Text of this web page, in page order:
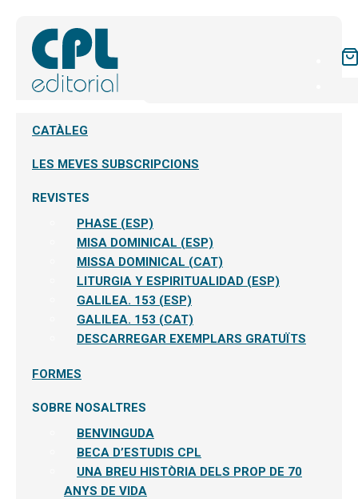
CATÀLEG
LES MEVES SUBSCRIPCIONS
REVISTES
PHASE (ESP)
MISA DOMINICAL (ESP)
MISSA DOMINICAL (CAT)
LITURGIA Y ESPIRITUALIDAD (ESP)
GALILEA. 153 (ESP)
GALILEA. 153 (CAT)
DESCARREGAR EXEMPLARS GRATUÏTS
FORMES
SOBRE NOSALTRES
BENVINGUDA
BECA D’ESTUDIS CPL
UNA BREU HISTÒRIA DELS PROP DE 70
ANYS DE VIDA